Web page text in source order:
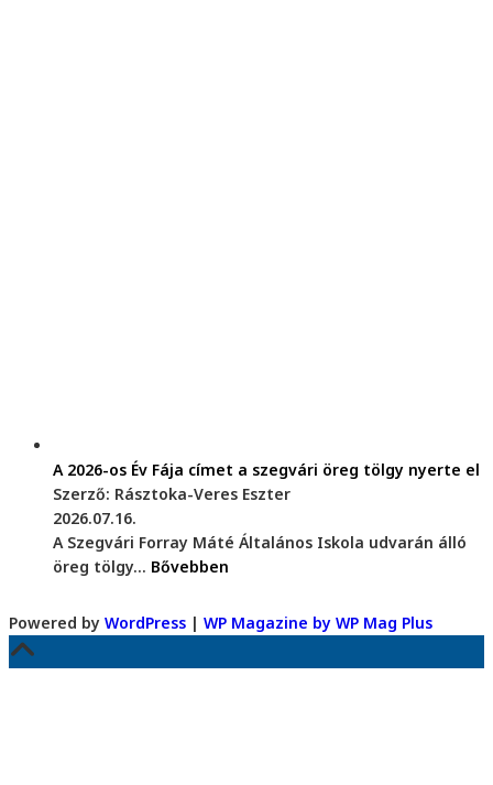
A 2026-os Év Fája címet a szegvári öreg tölgy nyerte el
Szerző: Rásztoka-Veres Eszter
2026.07.16.
A Szegvári Forray Máté Általános Iskola udvarán álló
öreg tölgy... Bővebben
Powered by WordPress | WP Magazine by WP Mag Plus